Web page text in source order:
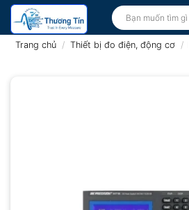
Bỏ
qua
Tìm
kiếm:
Trang chủ / Thiết bị đo điện, động cơ /